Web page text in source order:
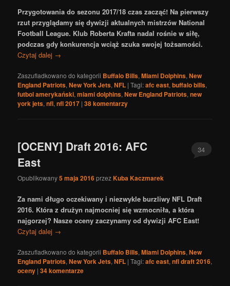
Przygotowania do sezonu 2017/18 czas zacząć! Na pierwszy
rzut przyglądamy się dywizji aktualnych mistrzów National
Football League. Klub Roberta Krafta nadal rośnie w siłę,
podczas gdy konkurencja wciąż szuka swojej tożsamości.
Czytaj dalej →
Zaszufladkowano do kategorii Buffalo Bills,Miami Dolphins,New
England Patriots,New York Jets,NFL |Tagi:afc east,buffalo bills,
futbol amerykański,miami dolphins,New England Patriots,new
york jets,nfl,nfl 2017 |38komentarzy
[OCENY] Draft 2016: AFC
East
Opublikowany5 maja 2016przezKuba Kaczmarek
34
Za nami długo oczekiwany i niezwykle burzliwy NFL Draft
2016. Która z drużyn najmocniej się wzmocniła, a która
najgorzej? Nasze oceny zaczynamy od dywizji AFC East!
Czytaj dalej →
Zaszufladkowano do kategorii Buffalo Bills,Miami Dolphins,New
England Patriots,New York Jets,NFL |Tagi:afc east,nfl draft 2016,
oceny |34komentarze